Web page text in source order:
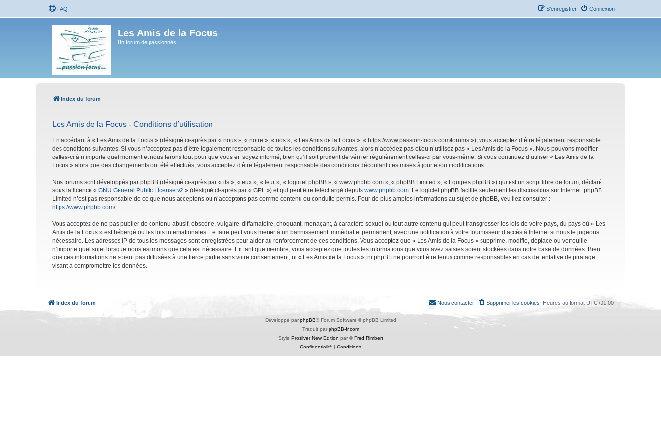
FAQ Connexion
S’enregistrer
Les Amis de la Focus
Un forum de passionnés
Index du forum
Les Amis de la Focus - Conditions d’utilisation
En accédant à « Les Amis de la Focus » (désigné ci-après par « nous », « notre », « nos », « Les Amis de la Focus », « https://www.passion-focus.com/forums »), vous acceptez d’être légalement responsable
des conditions suivantes. Si vous n’acceptez pas d’être légalement responsable de toutes les conditions suivantes, alors n’accédez pas et/ou n’utilisez pas « Les Amis de la Focus ». Nous pouvons modifier
celles-ci à n’importe quel moment et nous ferons tout pour que vous en soyez informé, bien qu’il soit prudent de vérifier régulièrement celles-ci par vous-même. Si vous continuez d’utiliser « Les Amis de la
Focus » alors que des changements ont été effectués, vous acceptez d’être légalement responsable des conditions découlant des mises à jour et/ou modifications.
Nos forums sont développés par phpBB (désigné ci-après par « ils », « eux », « leur », « logiciel phpBB », « www.phpbb.com », « phpBB Limited », « Équipes phpBB ») qui est un script libre de forum, déclaré
sous la licence « GNU General Public License v2 » (désigné ci-après par « GPL ») et qui peut être téléchargé depuis www.phpbb.com. Le logiciel phpBB facilite seulement les discussions sur Internet. phpBB
Limited n’est pas responsable de ce que nous acceptons ou n’acceptons pas comme contenu ou conduite permis. Pour de plus amples informations au sujet de phpBB, veuillez consulter :
https://www.phpbb.com/.
Vous acceptez de ne pas publier de contenu abusif, obscène, vulgaire, diffamatoire, choquant, menaçant, à caractère sexuel ou tout autre contenu qui peut transgresser les lois de votre pays, du pays où « Les
Amis de la Focus » est hébergé ou les lois internationales. Le faire peut vous mener à un bannissement immédiat et permanent, avec une notification à votre fournisseur d’accès à Internet si nous le jugeons
nécessaire. Les adresses IP de tous les messages sont enregistrées pour aider au renforcement de ces conditions. Vous acceptez que « Les Amis de la Focus » supprime, modifie, déplace ou verrouille
n’importe quel sujet lorsque nous estimons que cela est nécessaire. En tant que membre, vous acceptez que toutes les informations que vous avez saisies soient stockées dans notre base de données. Bien
que ces informations ne soient pas diffusées à une tierce partie sans votre consentement, ni « Les Amis de la Focus », ni phpBB ne pourront être tenus comme responsables en cas de tentative de piratage
visant à compromettre les données.
Index du forum Heures au format UTC+01:00
Supprimer les cookies
Nous contacter
Développé par phpBB® Forum Software © phpBB Limited
Traduit par phpBB-fr.com
Style Prosilver New Edition par ©Fred Rimbert
Confidentialité | Conditions